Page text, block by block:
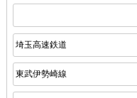
埼玉高速鉄道
東武伊勢崎線